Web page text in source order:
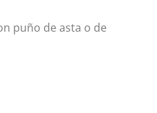
puño de asta o de